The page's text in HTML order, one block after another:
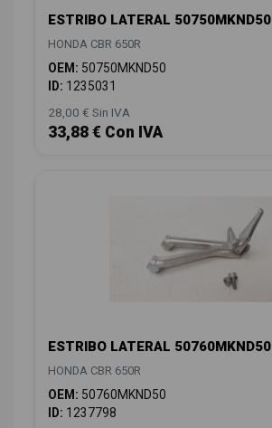
ESTRIBO LATERAL 50750MKND50
HONDA CBR 650R
OEM: 50750MKND50
ID: 1235031
28,00 € Sin IVA
33,88 € Con IVA
ESTRIBO LATERAL 50760MKND50
HONDA CBR 650R
OEM: 50760MKND50
ID: 1237798